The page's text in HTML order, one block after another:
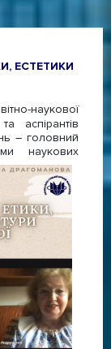
ЕСТЕТИКИ
наукової
аспірантів
– головний
наукових